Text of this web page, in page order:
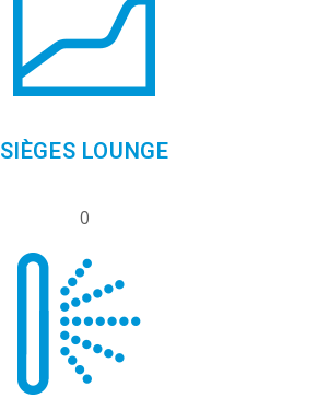
SIÈGES LOUNGE
0